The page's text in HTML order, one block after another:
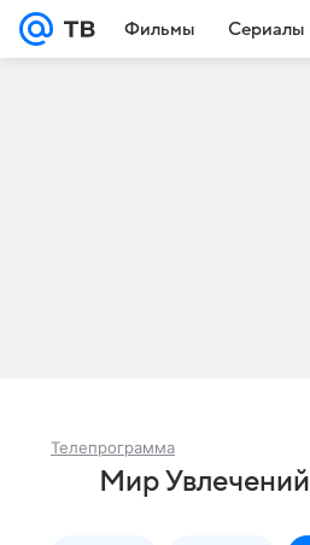
Фильмы Сериалы
Телепрограмма
Мир